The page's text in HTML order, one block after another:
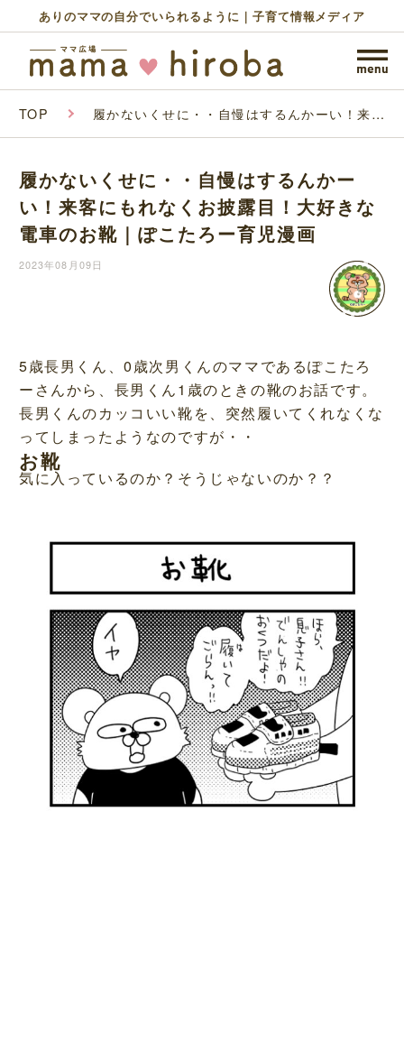
ありのママの自分でいられるように｜子育て情報メディア
TOP 履かないくせに・・自慢はするんかーい！来客
こたろー育児漫画
履かないくせに・・自慢はするんかー
い！来客にもれなくお披露目！大好きな
電車のお靴｜ぽこたろー育児漫画
2023年08月09日
5歳長男くん、0歳次男くんのママであるぽこたろ
ーさんから、長男くん1歳のときの靴のお話です。
長男くんのカッコいい靴を、突然履いてくれなくな
ってしまったようなのですが・・
お靴
気に入っているのか？そうじゃないのか？？